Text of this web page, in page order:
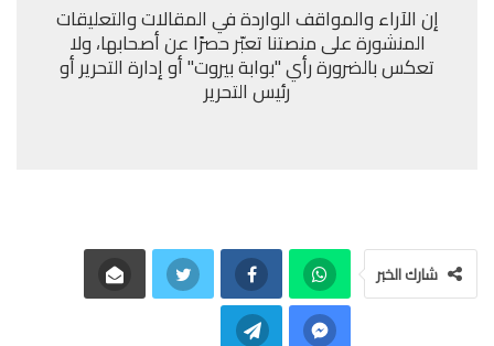
إن الآراء والمواقف الواردة في المقالات والتعليقات
المنشورة على منصتنا تعبّر حصرًا عن أصحابها، ولا
تعكس بالضرورة رأي "بوابة بيروت" أو إدارة التحرير أو
رئيس التحرير
شارك الخبر